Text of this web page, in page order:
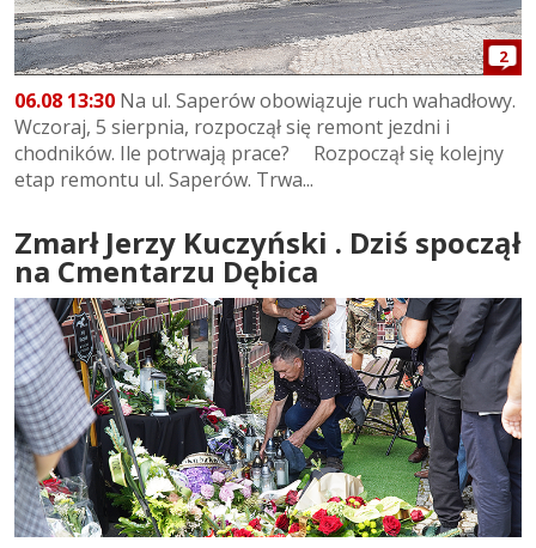
2
06.08 13:30 Na ul. Saperów obowiązuje ruch wahadłowy.
Wczoraj, 5 sierpnia, rozpoczął się remont jezdni i
chodników. Ile potrwają prace? Rozpoczął się kolejny
etap remontu ul. Saperów. Trwa...
Zmarł Jerzy Kuczyński . Dziś spoczął
na Cmentarzu Dębica